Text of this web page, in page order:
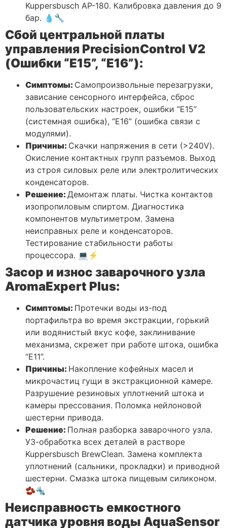
Kuppersbusch AP-180. Калибровка давления до 9
бар. 💧🔧
Сбой центральной платы
управления PrecisionControl V2
(Ошибки “E15”, “E16”):
Симптомы: Самопроизвольные перезагрузки,
зависание сенсорного интерфейса, сброс
пользовательских настроек, ошибки “E15”
(системная ошибка), “E16” (ошибка связи с
модулями).
Причины: Скачки напряжения в сети (>240V).
Окисление контактных групп разъемов. Выход
из строя силовых реле или электролитических
конденсаторов.
Решение: Демонтаж платы. Чистка контактов
изопропиловым спиртом. Диагностика
компонентов мультиметром. Замена
неисправных реле и конденсаторов.
Тестирование стабильности работы
процессора. 💻⚡
Засор и износ заварочного узла
AromaExpert Plus:
Симптомы: Протечки воды из-под
портафильтра во время экстракции, горький
или водянистый вкус кофе, заклинивание
механизма, скрежет при работе штока, ошибка
“E11”.
Причины: Накопление кофейных масел и
микрочастиц гущи в экстракционной камере.
Разрушение резиновых уплотнений штока и
камеры прессования. Поломка нейлоновой
шестерни привода.
Решение: Полная разборка заварочного узла.
УЗ-обработка всех деталей в растворе
Kuppersbusch BrewClean. Замена комплекта
уплотнений (сальники, прокладки) и приводной
шестерни. Смазка штока пищевым силиконом.
🫘🔩
Неисправность емкостного
датчика уровня воды AquaSensor